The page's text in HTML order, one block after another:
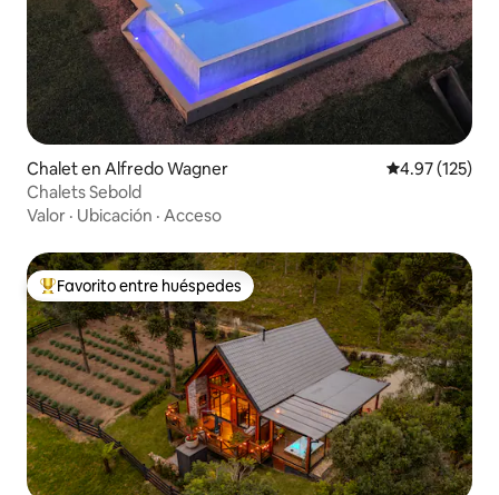
Chalet en Alfredo Wagner Calificación
4.97 (125)
Chalets Sebold
Valor · Ubicación · Acceso
De los mejores en Favorito entre huéspedes
Favorito entre huéspedes